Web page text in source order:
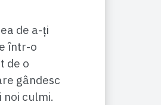
de a-ți
într-o
de o
gândesc
noi culmi.